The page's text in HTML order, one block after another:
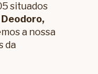
situados
a nossa
da